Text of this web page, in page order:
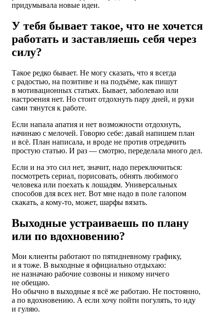
придумывала новые идеи.
У тебя бывает такое, что не хочется
работать и заставляешь себя через
силу?
Такое редко бывает. Не могу сказать, что я всегда
с радостью, на позитиве и на подъёме, как пишут
в мотивационных статьях. Бывает, заболеваю или
настроения нет. Но стоит отдохнуть пару дней, и руки
сами тянутся к работе.
Если напала апатия и нет возможности отдохнуть,
начинаю с мелочей. Говорю себе: давай напишем план
и всё. План написала, и вроде не против отредачить
простую статью. И раз — смотрю, переделала много дел.
Если и на это сил нет, значит, надо переключиться:
посмотреть сериал, порисовать, обнять любимого
человека или поехать к лошадям. Универсальных
способов для всех нет. Вот мне надо в поле галопом
скакать, а кому-то, может, шарфы вязать.
Выходные устраиваешь по плану
или по вдохновению?
Мои клиенты работают по пятидневному графику,
и я тоже. В выходные я официально отдыхаю:
не назначаю рабочие созвоны и никому ничего
не обещаю.
Но обычно в выходные я всё же работаю. Не постоянно,
а по вдохновению. А если хочу пойти погулять, то иду
и гуляю.